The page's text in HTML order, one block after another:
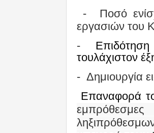
-
Ποσό
εργασιών του
-
τουλάχιστον
- Δημιουργία
Επαναφορά